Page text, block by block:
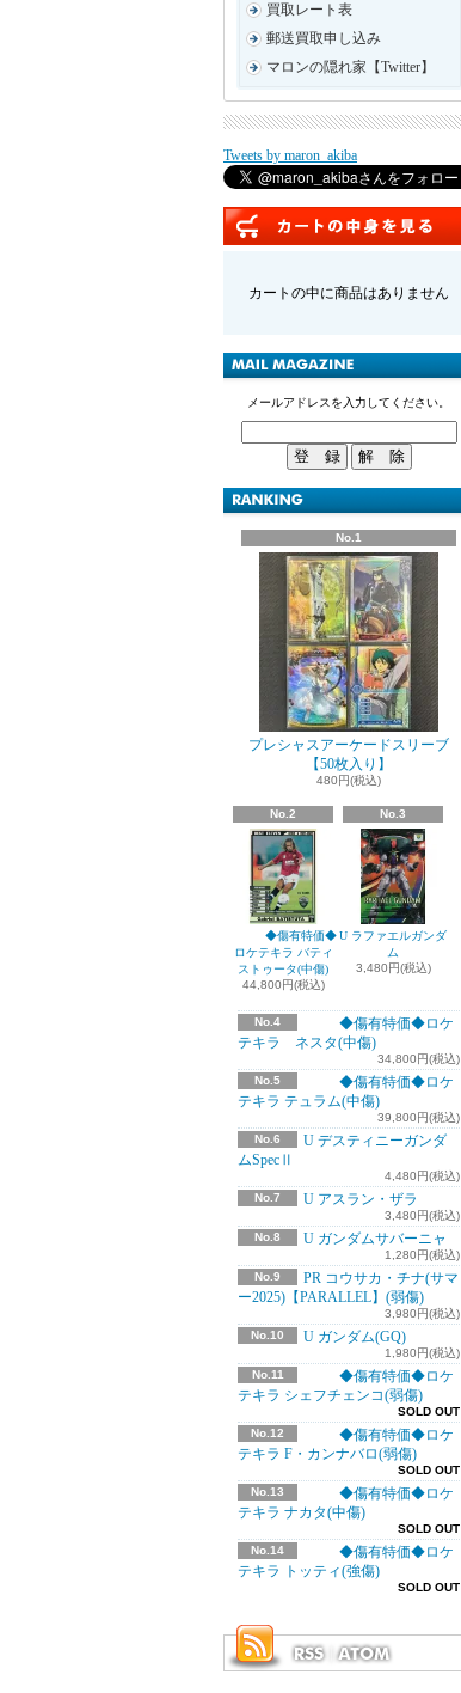
買取レート表
郵送買取申し込み
マロンの隠れ家【Twitter】
Tweets by maron_akiba
カートの中に商品はありません
メールアドレスを入力してください。
No.1
プレシャスアーケードスリーブ
【50枚入り】
480円(税込)
No.2
◆傷有特価◆
ロケテキラ バティ
ストゥータ(中傷)
44,800円(税込)
No.3
U ラファエルガンダ
ム
3,480円(税込)
No.4
◆傷有特価◆ロケ
テキラ ネスタ(中傷)
34,800円(税込)
No.5
◆傷有特価◆ロケ
テキラ テュラム(中傷)
39,800円(税込)
No.6
U デスティニーガンダ
ムSpecⅡ
4,480円(税込)
No.7
U アスラン・ザラ
3,480円(税込)
No.8
U ガンダムサバーニャ
1,280円(税込)
No.9
PR コウサカ・チナ(サマ
ー2025)【PARALLEL】(弱傷)
3,980円(税込)
No.10
U ガンダム(GQ)
1,980円(税込)
No.11
◆傷有特価◆ロケ
テキラ シェフチェンコ(弱傷)
SOLD OUT
No.12
◆傷有特価◆ロケ
テキラ F・カンナバロ(弱傷)
SOLD OUT
No.13
◆傷有特価◆ロケ
テキラ ナカタ(中傷)
SOLD OUT
No.14
◆傷有特価◆ロケ
テキラ トッティ(強傷)
SOLD OUT